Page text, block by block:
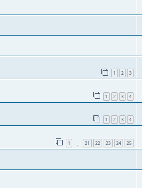
1 2 3
1 2 3 4
1 2 3 4
1 21 22 23 24 25